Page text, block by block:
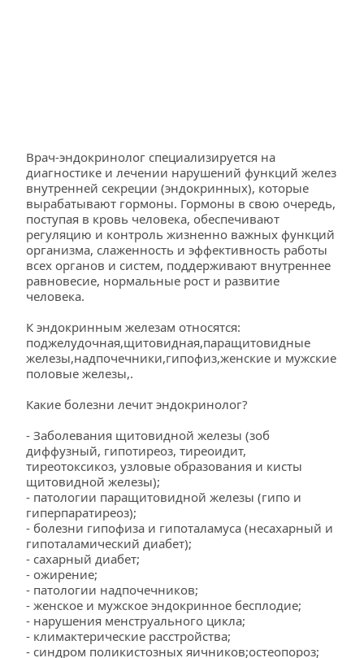
Врач-эндокринолог специализируется на
диагностике и лечении нарушений функций желез
внутренней секреции (эндокринных), которые
вырабатывают гормоны. Гормоны в свою очередь,
поступая в кровь человека, обеспечивают
регуляцию и контроль жизненно важных функций
организма, слаженность и эффективность работы
всех органов и систем, поддерживают внутреннее
равновесие, нормальные рост и развитие
человека.
К эндокринным железам относятся:
поджелудочная,щитовидная,паращитовидные
железы,надпочечники,гипофиз,женские и мужские
половые железы,.
Какие болезни лечит эндокринолог?
- Заболевания щитовидной железы (зоб
диффузный, гипотиреоз, тиреоидит,
тиреотоксикоз, узловые образования и кисты
щитовидной железы);
- патологии паращитовидной железы (гипо и
гиперпаратиреоз);
- болезни гипофиза и гипоталамуса (несахарный и
гипоталамический диабет);
- сахарный диабет;
- ожирение;
- патологии надпочечников;
- женское и мужское эндокринное бесплодие;
- нарушения менструального цикла;
- климактерические расстройства;
- синдром поликистозных яичников;остеопороз;